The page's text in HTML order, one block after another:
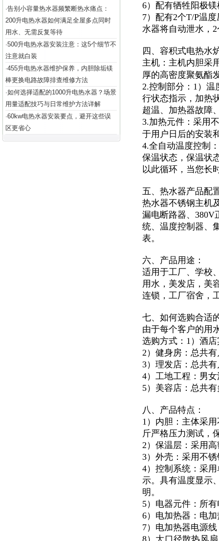
·告别小容量热水器频繁断热水痛点：
200升电热水器如何满足全屋多点同时
用水、无需反复等待
·500升电热水器安装注意：这5个细节不
注意就白装
·455升电热水器维护保养，内胆除垢镁
棒更换电路故障排查维修方法
·如何选择适配的1000升电热水器？场景
用量适配技巧与日常维护方法详解
·60kw电热水器安装要点，避开这些误
区更省心
6）配有牺牲阳极
7）配有2个T/P温
水器将自动泄水，
四、容积式电热水
主机：主机内胆采
厚的高密度聚氨酯
2.控制部分：1）温
行状态指示，加热
超温、加热器故障
3.加热元件：采用
于用户日后的安装
4.全自动温度控制
保温状态，保温状
以此循环，当您长
五、热水器产品配
热水器不锈钢主机
漏电断路器、380V
统、温度控制器、
表。
六、产品用途：
适用于工厂、学校
用水，美发店，美
连锁，工厂宿舍，
七、如何选购合适
由于每个客户的用
选购方式：1）酒
2）健身房：总共
3）理发店：总共
4）工地工程：男
5）美容店：总共
八、产品特点：
1）内胆：主体采
斤严格压力测试，
2）保温层：采用
3）外壳：采用不
4）控制系统：采
示。具有温度显示
明。
5）电器元件：所
6）电加热器：电
7）电加热器电源
8）大口径散热风